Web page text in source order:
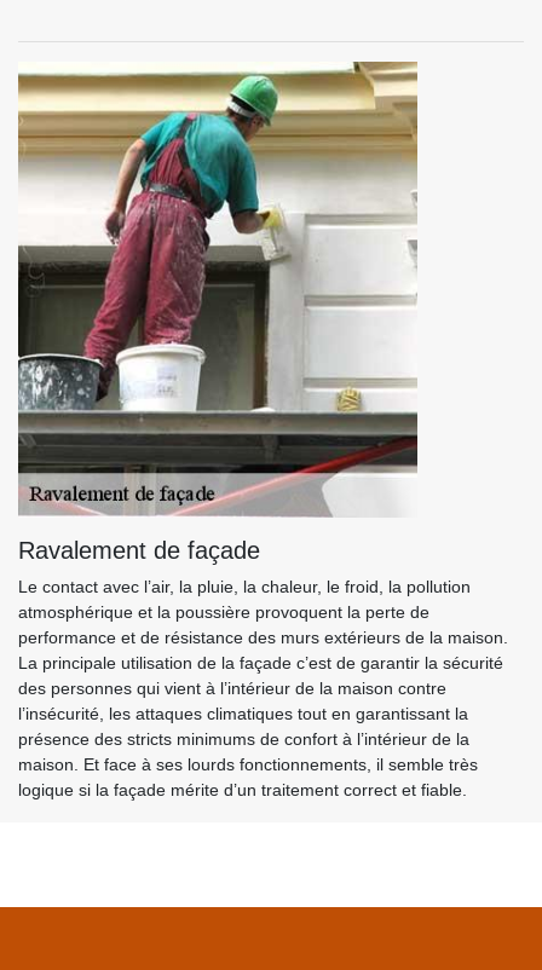
Ravalement de façade
Le contact avec l’air, la pluie, la chaleur, le froid, la pollution
atmosphérique et la poussière provoquent la perte de
performance et de résistance des murs extérieurs de la maison.
La principale utilisation de la façade c’est de garantir la sécurité
des personnes qui vient à l’intérieur de la maison contre
l’insécurité, les attaques climatiques tout en garantissant la
présence des stricts minimums de confort à l’intérieur de la
maison. Et face à ses lourds fonctionnements, il semble très
logique si la façade mérite d’un traitement correct et fiable.